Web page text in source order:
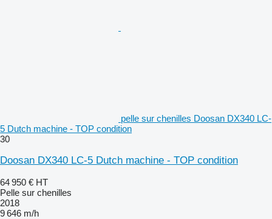
pelle sur chenilles Doosan DX340 LC-
5 Dutch machine - TOP condition
30
Doosan DX340 LC-5 Dutch machine - TOP condition
64 950 € HT
Pelle sur chenilles
2018
9 646 m/h